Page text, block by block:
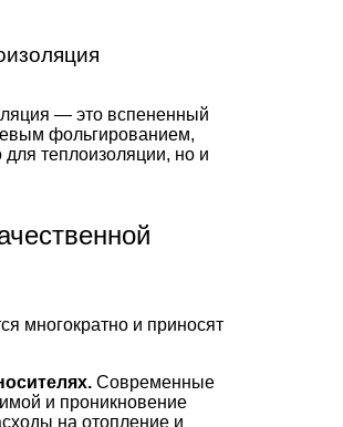
— это вспененный
фольгированием,
для теплоизоляции, но и
многократно и приносят
Современные
и проникновение
на отопление и